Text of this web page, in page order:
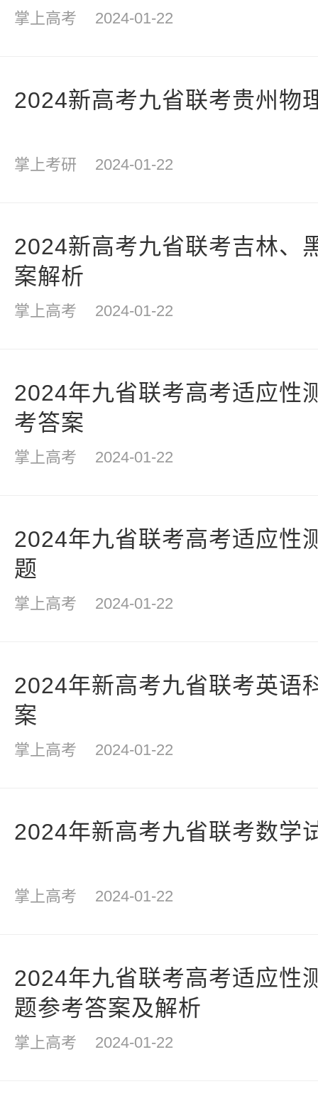
掌上高考 2024-01-22
2024新高考九省联考贵州物
掌上考研 2024-01-22
2024新高考九省联考吉林、
案解析
掌上高考 2024-01-22
2024年九省联考高考适应性
考答案
掌上高考 2024-01-22
2024年九省联考高考适应性
题
掌上高考 2024-01-22
2024年新高考九省联考英语
案
掌上高考 2024-01-22
2024年新高考九省联考数学
掌上高考 2024-01-22
2024年九省联考高考适应性
题参考答案及解析
掌上高考 2024-01-22